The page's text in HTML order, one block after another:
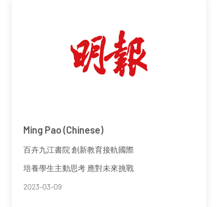
Ming Pao (Chinese)
百卉九江書院 創新教育接軌國際
培養學生主動思考 應對未來挑戰
2023-03-09